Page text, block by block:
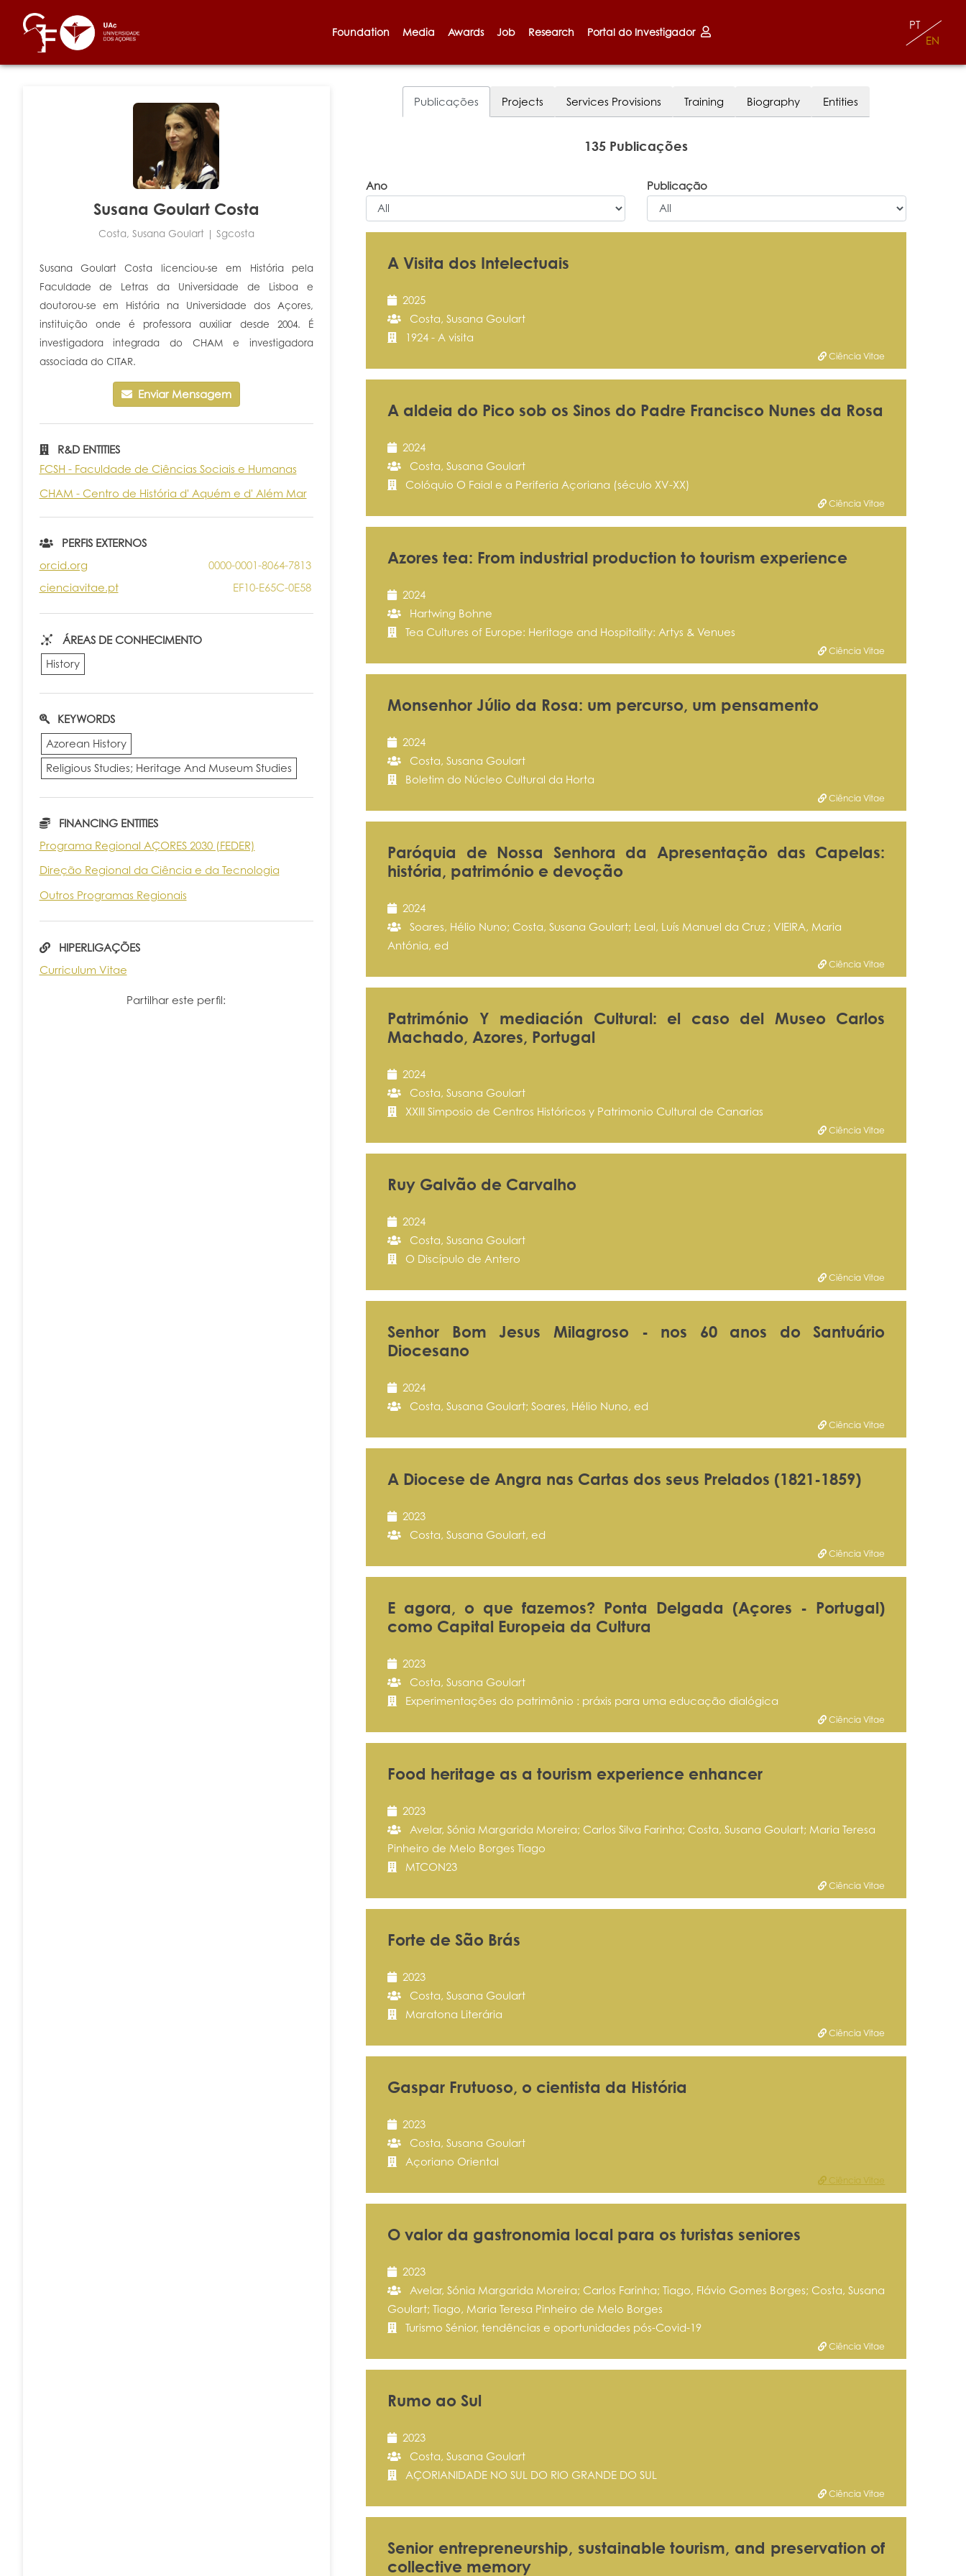
Foundation Media Awards Job Research Portal do Investigador
EN
PT
Susana Goulart Costa
Costa, Susana Goulart | Sgcosta
Susana Goulart Costa licenciou-se em História pela
Faculdade de Letras da Universidade de Lisboa e
doutorou-se em História na Universidade dos Açores,
instituição onde é professora auxiliar desde 2004. É
investigadora integrada do CHAM e investigadora
associada do CITAR.
Enviar Mensagem
R&D ENTITIES
FCSH - Faculdade de Ciências Sociais e Humanas
CHAM - Centro de História d' Aquém e d' Além Mar
PERFIS EXTERNOS
orcid.org
0000-0001-8064-7813
cienciavitae.pt
EF10-E65C-0E58
ÁREAS DE CONHECIMENTO
History
KEYWORDS
Azorean History
Religious Studies; Heritage And Museum Studies
FINANCING ENTITIES
Programa Regional AÇORES 2030 (FEDER)
Direção Regional da Ciência e da Tecnologia
Outros Programas Regionais
HIPERLIGAÇÕES
Curriculum Vitae
Partilhar este perfil:
Publicações Projects Services Provisions Training Biography Entities
135 Publicações
Ano Publicação
A Visita dos Intelectuais
2025
Costa, Susana Goulart
1924 - A visita
Ciência Vitae
A aldeia do Pico sob os Sinos do Padre Francisco Nunes da Rosa
2024
Costa, Susana Goulart
Colóquio O Faial e a Periferia Açoriana (século XV-XX)
Ciência Vitae
Azores tea: From industrial production to tourism experience
2024
Hartwing Bohne
Tea Cultures of Europe: Heritage and Hospitality: Artys & Venues
Ciência Vitae
Monsenhor Júlio da Rosa: um percurso, um pensamento
2024
Costa, Susana Goulart
Boletim do Núcleo Cultural da Horta
Ciência Vitae
Paróquia de Nossa Senhora da Apresentação das Capelas:
história, património e devoção
2024
Soares, Hélio Nuno; Costa, Susana Goulart; Leal, Luís Manuel da Cruz ; VIEIRA, Maria
Antónia, ed
Ciência Vitae
Património Y mediación Cultural: el caso del Museo Carlos
Machado, Azores, Portugal
2024
Costa, Susana Goulart
XXIII Simposio de Centros Históricos y Patrimonio Cultural de Canarias
Ciência Vitae
Ruy Galvão de Carvalho
2024
Costa, Susana Goulart
O Discípulo de Antero
Ciência Vitae
Senhor Bom Jesus Milagroso - nos 60 anos do Santuário
Diocesano
2024
Costa, Susana Goulart; Soares, Hélio Nuno, ed
Ciência Vitae
A Diocese de Angra nas Cartas dos seus Prelados (1821-1859)
2023
Costa, Susana Goulart, ed
Ciência Vitae
E agora, o que fazemos? Ponta Delgada (Açores - Portugal)
como Capital Europeia da Cultura
2023
Costa, Susana Goulart
Experimentações do patrimônio : práxis para uma educação dialógica
Ciência Vitae
Food heritage as a tourism experience enhancer
2023
Avelar, Sónia Margarida Moreira; Carlos Silva Farinha; Costa, Susana Goulart; Maria Teresa
Pinheiro de Melo Borges Tiago
MTCON23
Ciência Vitae
Forte de São Brás
2023
Costa, Susana Goulart
Maratona Literária
Ciência Vitae
Gaspar Frutuoso, o cientista da História
2023
Costa, Susana Goulart
Açoriano Oriental
Ciência Vitae
O valor da gastronomia local para os turistas seniores
2023
Avelar, Sónia Margarida Moreira; Carlos Farinha; Tiago, Flávio Gomes Borges; Costa, Susana
Goulart; Tiago, Maria Teresa Pinheiro de Melo Borges
Turismo Sénior, tendências e oportunidades pós-Covid-19
Ciência Vitae
Rumo ao Sul
2023
Costa, Susana Goulart
AÇORIANIDADE NO SUL DO RIO GRANDE DO SUL
Ciência Vitae
Senior entrepreneurship, sustainable tourism, and preservation of
collective memory